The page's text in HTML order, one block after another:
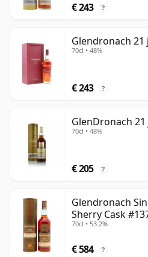
€ 243 ?
Glendronach 21
70cl • 48%
€ 243 ?
GlenDronach
70cl • 48%
€ 205 ?
Glendronach
Sherry Cask
70cl • 53.2%
€ 584 ?